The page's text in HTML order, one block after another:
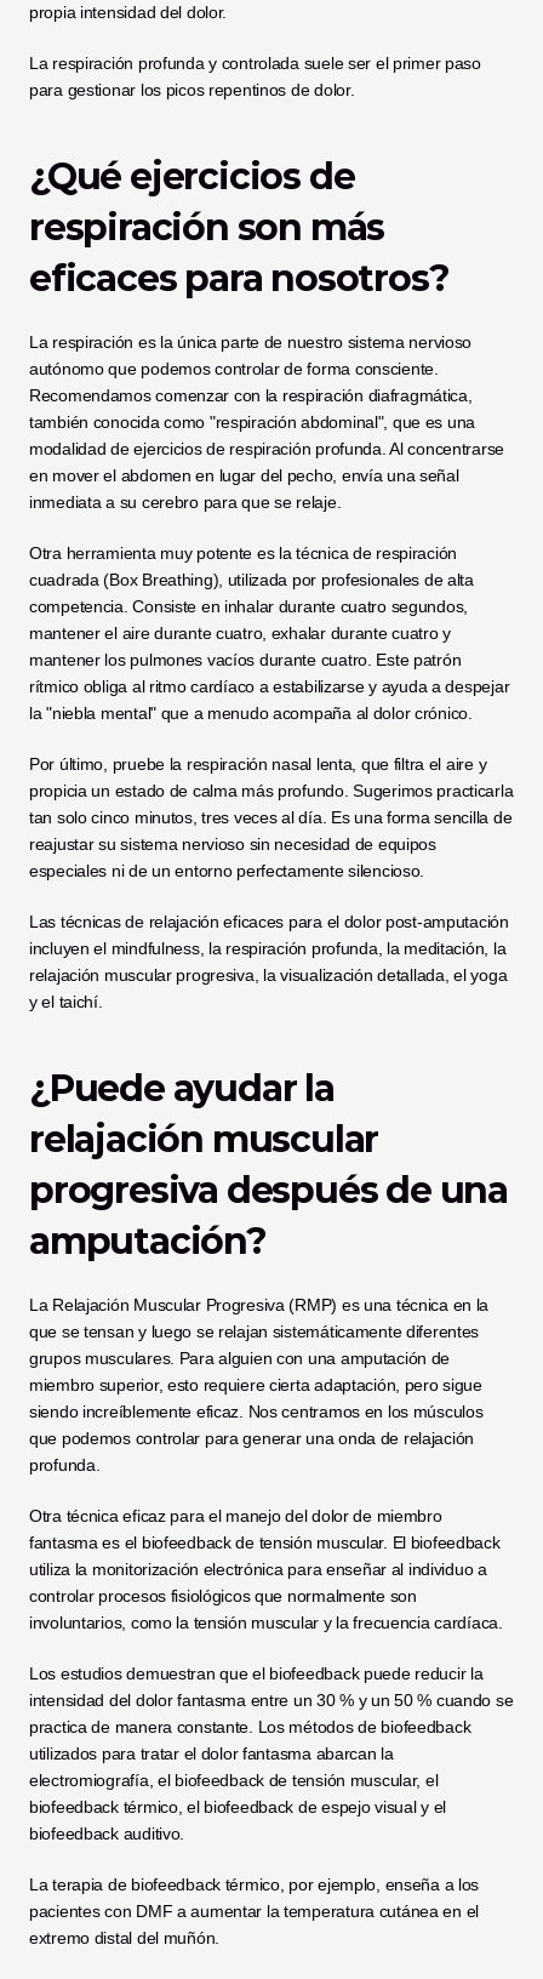
propia intensidad del dolor.
La respiración profunda y controlada suele ser el primer paso
para gestionar los picos repentinos de dolor.
¿Qué ejercicios de
respiración son más
eficaces para nosotros?
La respiración es la única parte de nuestro sistema nervioso
autónomo que podemos controlar de forma consciente.
Recomendamos comenzar con la respiración diafragmática,
también conocida como "respiración abdominal", que es una
modalidad de ejercicios de respiración profunda. Al concentrarse
en mover el abdomen en lugar del pecho, envía una señal
inmediata a su cerebro para que se relaje.
Otra herramienta muy potente es la técnica de respiración
cuadrada (Box Breathing), utilizada por profesionales de alta
competencia. Consiste en inhalar durante cuatro segundos,
mantener el aire durante cuatro, exhalar durante cuatro y
mantener los pulmones vacíos durante cuatro. Este patrón
rítmico obliga al ritmo cardíaco a estabilizarse y ayuda a despejar
la "niebla mental" que a menudo acompaña al dolor crónico.
Por último, pruebe la respiración nasal lenta, que filtra el aire y
propicia un estado de calma más profundo. Sugerimos practicarla
tan solo cinco minutos, tres veces al día. Es una forma sencilla de
reajustar su sistema nervioso sin necesidad de equipos
especiales ni de un entorno perfectamente silencioso.
Las técnicas de relajación eficaces para el dolor post-amputación
incluyen el mindfulness, la respiración profunda, la meditación, la
relajación muscular progresiva, la visualización detallada, el yoga
y el taichí.
¿Puede ayudar la
relajación muscular
progresiva después de una
amputación?
La Relajación Muscular Progresiva (RMP) es una técnica en la
que se tensan y luego se relajan sistemáticamente diferentes
grupos musculares. Para alguien con una amputación de
miembro superior, esto requiere cierta adaptación, pero sigue
siendo increíblemente eficaz. Nos centramos en los músculos
que podemos controlar para generar una onda de relajación
profunda.
Otra técnica eficaz para el manejo del dolor de miembro
fantasma es el biofeedback de tensión muscular. El biofeedback
utiliza la monitorización electrónica para enseñar al individuo a
controlar procesos fisiológicos que normalmente son
involuntarios, como la tensión muscular y la frecuencia cardíaca.
Los estudios demuestran que el biofeedback puede reducir la
intensidad del dolor fantasma entre un 30 % y un 50 % cuando se
practica de manera constante. Los métodos de biofeedback
utilizados para tratar el dolor fantasma abarcan la
electromiografía, el biofeedback de tensión muscular, el
biofeedback térmico, el biofeedback de espejo visual y el
biofeedback auditivo.
La terapia de biofeedback térmico, por ejemplo, enseña a los
pacientes con DMF a aumentar la temperatura cutánea en el
extremo distal del muñón.